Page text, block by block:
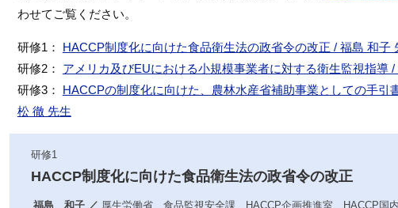
わせてご覧ください。
研修1： HACCP制度化に向けた食品衛生法の政省令の改正 / 福島 和子
研修2： アメリカ及びEUにおける小規模事業者に対する衛生監視指導 /
研修3： HACCPの制度化に向けた、農林水産省補助事業としての手引
松 徹 先生
研修1
HACCP制度化に向けた食品衛生法の政省令の改正
福島 和子 ／ 厚生労働省 食品監視安全課 HACCP企画推進室 HACCP国